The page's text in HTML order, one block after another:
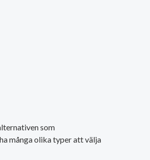
som
många olika typer att välja